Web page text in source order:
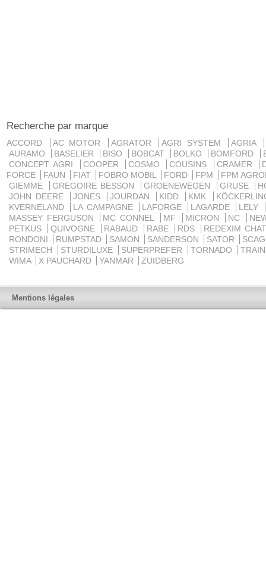
Recherche par marque
ACCORD AC MOTOR AGRATOR AGRI SYSTEM
AGRIA
AURAMO
BASELIER BISO BOBCAT BOLKO BOMFORD
CONCEPT AGRI
COOPER COSMO COUSINS CRAMER
FORCE
FAUN FIAT FOBRO MOBIL FORD FPM
FPM
GIEMME
GREGOIRE BESSON GROENEWEGEN GRUSE
JOHN DEERE
JONES JOURDAN KIDD KMK
KVERNELAND
LA CAMPAGNE LAFORGE LAGARDE
LELY
MASSEY FERGUSON
MC CONNEL MF MICRON NC
PETKUS
QUIVOGNE RABAUD RABE RDS
REDEXIM
RONDONI
RUMPSTAD SAMON SANDERSON SATOR
STRIMECH
STURDILUXE SUPERPREFER TORNADO
WIMA
X PAUCHARD YANMAR ZUIDBERG
Mentions légales